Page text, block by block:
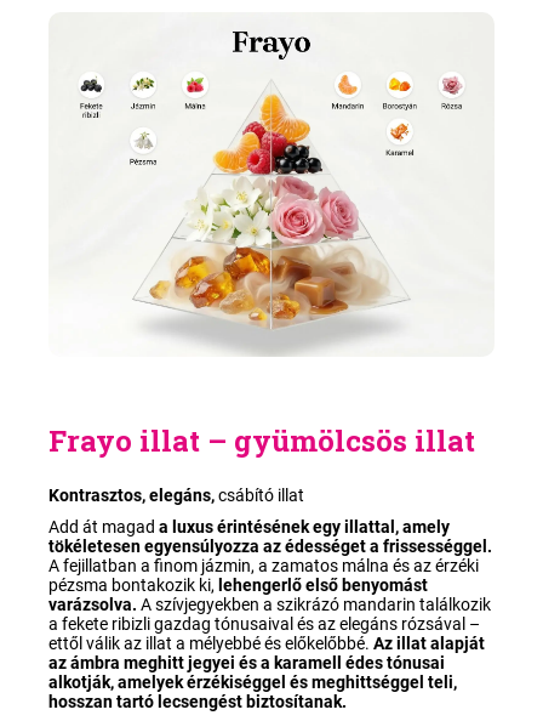
Frayo illat – gyümölcsös illat
Kontrasztos, elegáns,csábító illat
Add át magad a luxus érintésének egy illattal, amely
tökéletesen egyensúlyozza az édességet a frissességgel.
A fejillatban a finom jázmin, a zamatos málna és az érzéki
pézsma bontakozik ki, lehengerlő első benyomást
varázsolva. A szívjegyekben a szikrázó mandarin találkozik
a fekete ribizli gazdag tónusaival és az elegáns rózsával –
ettől válik az illat a mélyebbé és előkelőbbé. Az illat alapját
az ámbra meghitt jegyei és a karamell édes tónusai
alkotják, amelyek érzékiséggel és meghittséggel teli,
hosszan tartó lecsengést biztosítanak.